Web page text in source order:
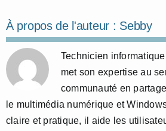
À propos de l'auteur : Sebby
Technicien
met son expertise au
communauté en
le multimédia numérique et
claire et pratique, il aide les